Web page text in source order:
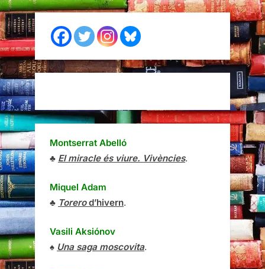
Montserrat Abelló
♣ El miracle és viure. Vivències.
Miquel Adam
♣ Torerod’hivern.
Vasili Aksiónov
♠ Una saga moscovita.